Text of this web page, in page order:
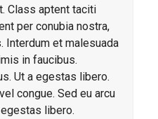
Class aptent taciti
per conubia nostra,
Interdum et malesuada
in faucibus.
Ut a egestas libero.
congue. Sed eu arcu
libero.